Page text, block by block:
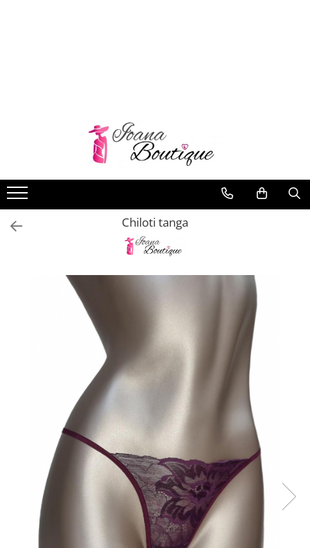
Chiloti clasici
Chiloti tanga
Compleuri & body-uri
Maiouri dama
Chiloti tanga